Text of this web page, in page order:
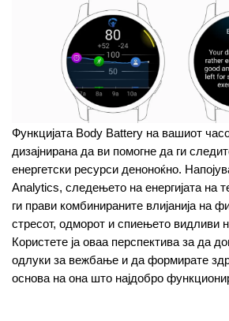
Функцијата Body Battery на вашиот
дизајнирана да ви помогне да ги
енергетски ресурси деноноќно.
Analytics, следењето на енергијата на
ги прави комбинираните влијанија на
стресот, одморот и спиењето видливи
Користете ја оваа перспектива за да
одлуки за вежбање и да формирате
основа на она што најдобро